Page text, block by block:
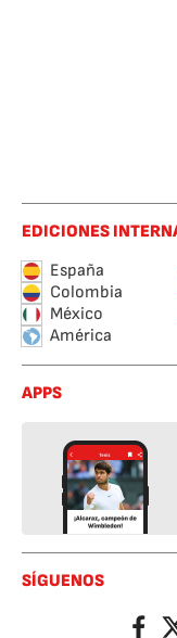
EDICIONES
España
Colombia
México
América
APPS
SÍGUENOS